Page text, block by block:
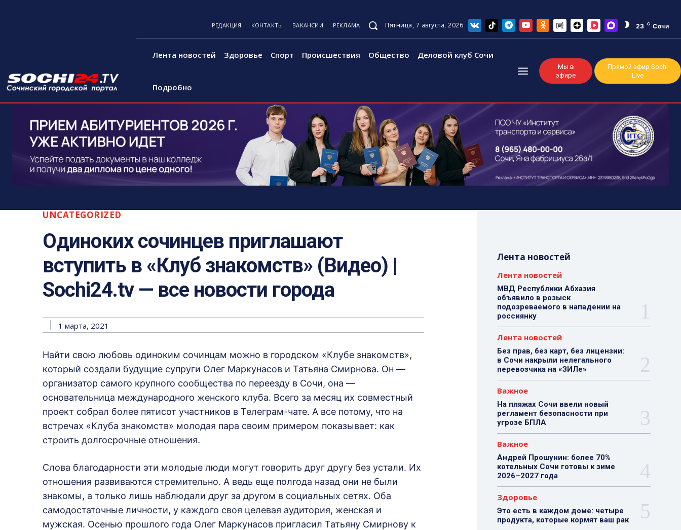
РЕДАКЦИЯ КОНТАКТЫ ВАКАНСИИ РЕКЛАМА Пятница, 7 августа, 2026 23 C Сочи
Лента новостей Здоровье Спорт Происшествия Общество Деловой клуб Сочи
Подробно
Мы в
эфире
Прямой эфир Sochi
Live
UNCATEGORIZED
Одиноких сочинцев приглашают
вступить в «Клуб знакомств» (Видео) |
Sochi24.tv — все новости города
1 марта, 2021
Найти свою любовь одиноким сочинцам можно в городском «Клубе знакомств»,
который создали будущие супруги Олег Маркунасов и Татьяна Смирнова. Он —
организатор самого крупного сообщества по переезду в Сочи, она —
основательница международного женского клуба. Всего за месяц их совместный
проект собрал более пятисот участников в Телеграм-чате. А все потому, что на
встречах «Клуба знакомств» молодая пара своим примером показывает: как
строить долгосрочные отношения.
Слова благодарности эти молодые люди могут говорить друг другу без устали. Их
отношения развиваются стремительно. А ведь еще полгода назад они не были
знакомы, а только лишь наблюдали друг за другом в социальных сетях. Оба
самодостаточные личности, у каждого своя целевая аудитория, женская и
мужская. Осенью прошлого года Олег Маркунасов пригласил Татьяну Смирнову к
Лента новостей
Лента новостей
МВД Республики Абхазия
объявило в розыск
подозреваемого в нападении на
россиянку
Лента новостей
Без прав, без карт, без лицензии:
в Сочи накрыли нелегального
перевозчика на «ЗИЛе»
Важное
На пляжах Сочи ввели новый
регламент безопасности при
угрозе БПЛА
Важное
Андрей Прошунин: более 70%
котельных Сочи готовы к зиме
2026–2027 года
Здоровье
Это есть в каждом доме: четыре
продукта, которые кормят ваш рак